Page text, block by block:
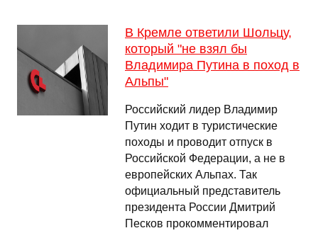
В Кремле ответили Шольцу,
который "не взял бы
Владимира Путина в поход в
Альпы"
Российский лидер Владимир
Путин ходит в туристические
походы и проводит отпуск в
Российской Федерации, а не в
европейских Альпах. Так
официальный представитель
президента России Дмитрий
Песков прокомментировал